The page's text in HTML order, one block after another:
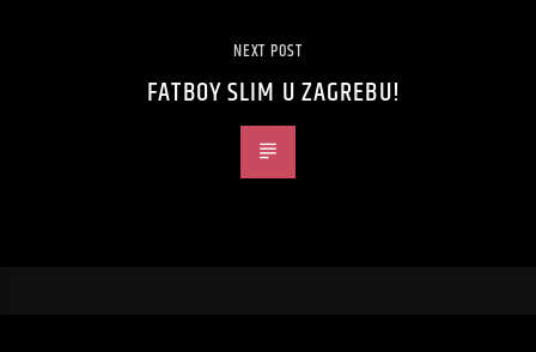
NEXT POST
FATBOY SLIM U ZAGREBU!